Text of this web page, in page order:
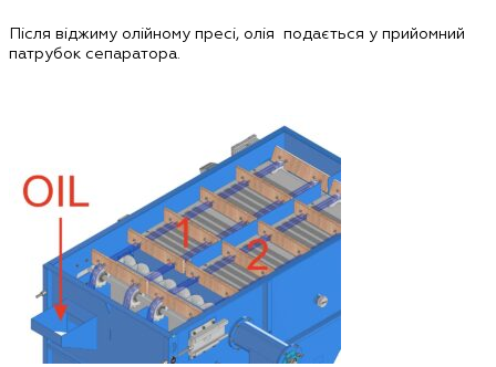
Після віджиму олійному пресі, олія подається у прийомний
патрубок сепаратора.